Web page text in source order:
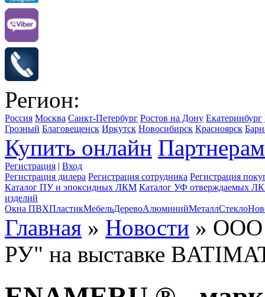
Регион:
Россия Москва Санкт-Петербург Ростов на Дону Екатеринбург
Грозный Благовещенск Иркутск Новосибирск Красноярск
Купить онлайн Партнерам
Регистрация | Вход
Регистрация дилера Регистрация сотрудника Регистрация
Каталог ПУ и эпоксидных ЛКМ Каталог УФ отверждаемых
изделий
Окна ПВХПластикМебельДеревоАлюминийМеталлСтекло
Главная » Новости »
РУ" на выставке